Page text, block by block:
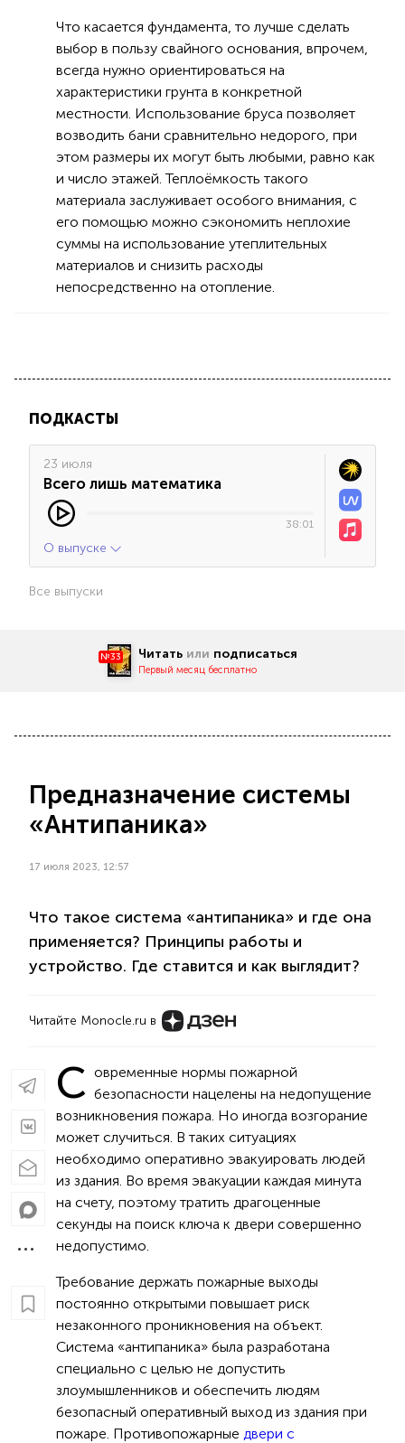
Что касается фундамента, то лучше сделать
выбор в пользу свайного основания, впрочем,
всегда нужно ориентироваться на
характеристики грунта в конкретной
местности. Использование бруса позволяет
возводить бани сравнительно недорого, при
этом размеры их могут быть любыми, равно как
и число этажей. Теплоёмкость такого
материала заслуживает особого внимания, с
его помощью можно сэкономить неплохие
суммы на использование утеплительных
материалов и снизить расходы
непосредственно на отопление.
ПОДКАСТЫ
23 июля
Всего лишь математика
38:01
О выпуске
Все выпуски
№33 Читать или подписаться
Первый месяц бесплатно
Предназначение системы
«Антипаника»
17 июля 2023, 12:57
Что такое система «антипаника» и где она
применяется? Принципы работы и
устройство. Где ставится и как выглядит?
Читайте Monocle.ru в
С овременные нормы пожарной
безопасности нацелены на недопущение
возникновения пожара. Но иногда возгорание
может случиться. В таких ситуациях
необходимо оперативно эвакуировать людей
из здания. Во время эвакуации каждая минута
на счету, поэтому тратить драгоценные
секунды на поиск ключа к двери совершенно
недопустимо.
Требование держать пожарные выходы
постоянно открытыми повышает риск
незаконного проникновения на объект.
Система «антипаника» была разработана
специально с целью не допустить
злоумышленников и обеспечить людям
безопасный оперативный выход из здания при
пожаре. Противопожарные двери с